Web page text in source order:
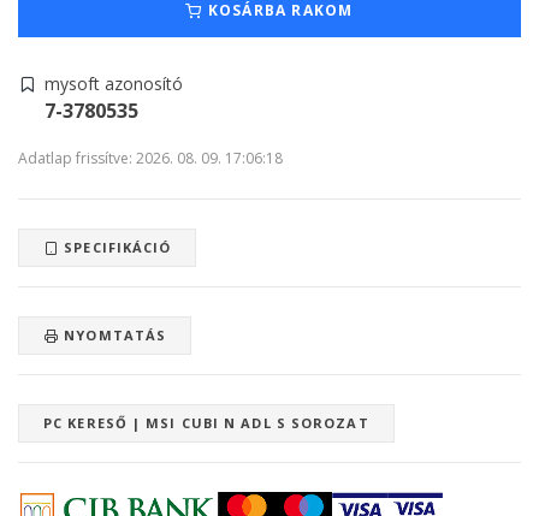
KOSÁRBA RAKOM
mysoft azonosító
7-3780535
Adatlap frissítve: 2026. 08. 09. 17:06:18
SPECIFIKÁCIÓ
NYOMTATÁS
PC KERESŐ | MSI CUBI N ADL S SOROZAT